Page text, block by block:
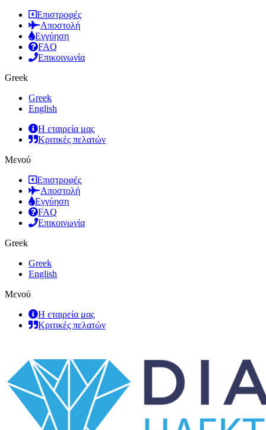
Επιστροφές
Αποστολή
Εγγύηση
FAQ
Επικοινωνία
Greek
Greek
English
Η εταιρεία μας
Κριτικές πελατών
Μενού
Επιστροφές
Αποστολή
Εγγύηση
FAQ
Επικοινωνία
Greek
Greek
English
Μενού
Η εταιρεία μας
Κριτικές πελατών